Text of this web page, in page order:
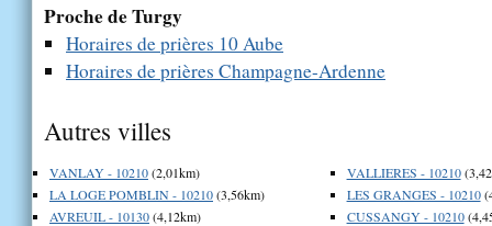
Proche de Turgy
Horaires de prières 10 Aube
Horaires de prières Champagne-Ardenne
Autres villes
VANLAY - 10210(2,01km)
LA LOGE POMBLIN - 10210(3,56km)
AVREUIL - 10130(4,12km)
VALLIERES - 10210
LES GRANGES - 10210
CUSSANGY - 10210